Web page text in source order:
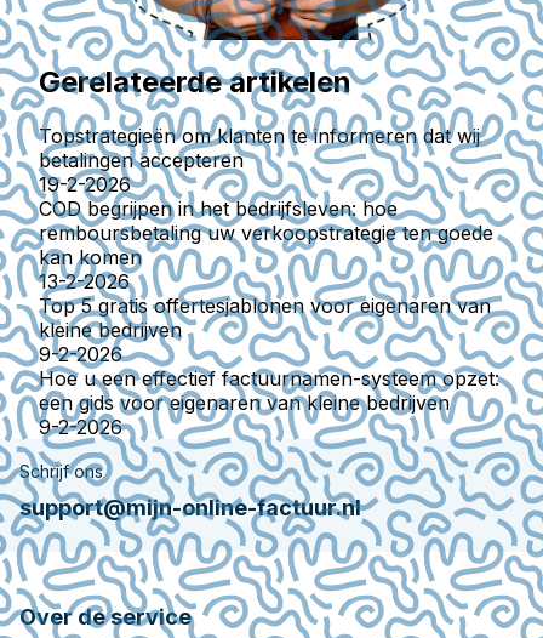
Gerelateerde artikelen
Topstrategieën om klanten te informeren dat wij
betalingen accepteren
19-2-2026
COD begrijpen in het bedrijfsleven: hoe
remboursbetaling uw verkoopstrategie ten goede
kan komen
13-2-2026
Top 5 gratis offertesjablonen voor eigenaren van
kleine bedrijven
9-2-2026
Hoe u een effectief factuurnamen-systeem opzet:
een gids voor eigenaren van kleine bedrijven
9-2-2026
Schrijf ons
support@mijn-online-factuur.nl
Over de service